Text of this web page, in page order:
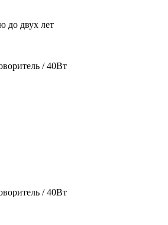
до двух лет
/ 40Вт
/ 40Вт